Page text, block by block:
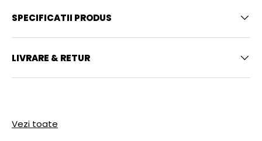
SPECIFICATII PRODUS
LIVRARE & RETUR
Vezi toate